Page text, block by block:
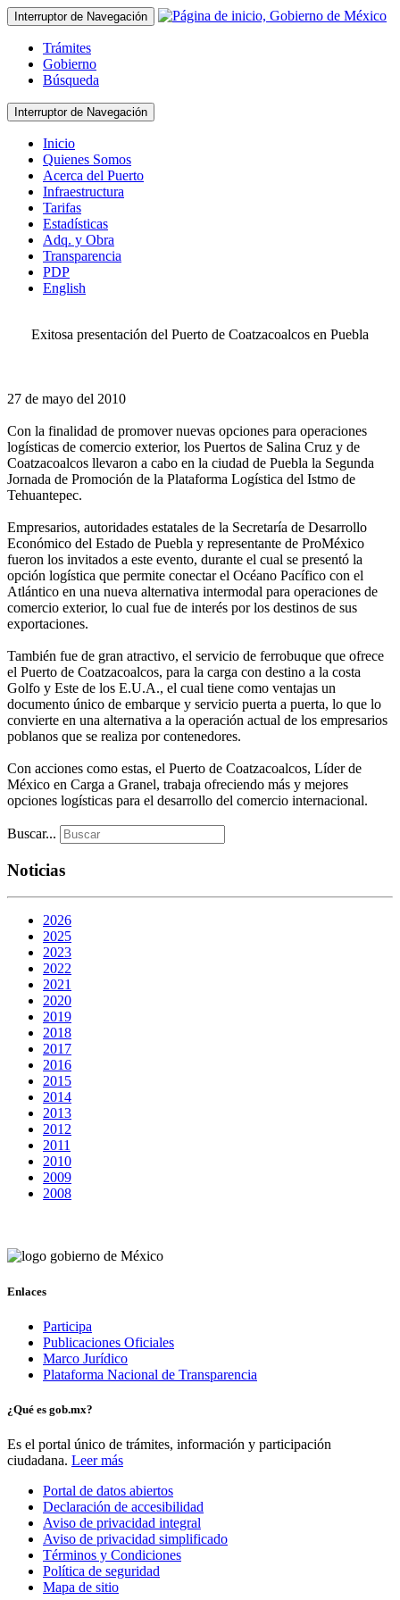
Interruptor de Navegación
Trámites
Gobierno
Búsqueda
Interruptor de Navegación
Inicio
Quienes Somos
Acerca del Puerto
Infraestructura
Tarifas
Estadísticas
Adq. y Obra
Transparencia
PDP
English
Exitosa presentación del Puerto de Coatzacoalcos en Puebla
27 de mayo del 2010
Con la finalidad de promover nuevas opciones para operaciones
logísticas de comercio exterior, los Puertos de Salina Cruz y de
Coatzacoalcos llevaron a cabo en la ciudad de Puebla la Segunda
Jornada de Promoción de la Plataforma Logística del Istmo de
Tehuantepec.
Empresarios, autoridades estatales de la Secretaría de Desarrollo
Económico del Estado de Puebla y representante de ProMéxico
fueron los invitados a este evento, durante el cual se presentó la
opción logística que permite conectar el Océano Pacífico con el
Atlántico en una nueva alternativa intermodal para operaciones de
comercio exterior, lo cual fue de interés por los destinos de sus
exportaciones.
También fue de gran atractivo, el servicio de ferrobuque que ofrece
el Puerto de Coatzacoalcos, para la carga con destino a la costa
Golfo y Este de los E.U.A., el cual tiene como ventajas un
documento único de embarque y servicio puerta a puerta, lo que lo
convierte en una alternativa a la operación actual de los empresarios
poblanos que se realiza por contenedores.
Con acciones como estas, el Puerto de Coatzacoalcos, Líder de
México en Carga a Granel, trabaja ofreciendo más y mejores
opciones logísticas para el desarrollo del comercio internacional.
Buscar...
Noticias
2026
2025
2023
2022
2021
2020
2019
2018
2017
2016
2015
2014
2013
2012
2011
2010
2009
2008
Enlaces
Participa
Publicaciones Oficiales
Marco Jurídico
Plataforma Nacional de Transparencia
¿Qué es gob.mx?
Es el portal único de trámites, información y participación
ciudadana. Leer más
Portal de datos abiertos
Declaración de accesibilidad
Aviso de privacidad integral
Aviso de privacidad simplificado
Términos y Condiciones
Política de seguridad
Mapa de sitio